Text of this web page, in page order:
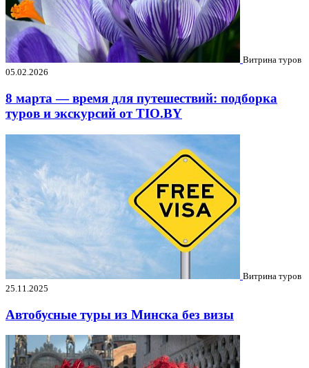
Витрина туров
05.02.2026
8 марта — время для путешествий: подборка
туров и экскурсий от TIO.BY
Витрина туров
25.11.2025
Автобусные туры из Минска без визы